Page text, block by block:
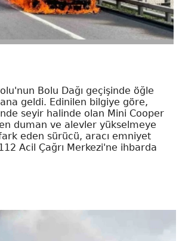
Bolu Dağı geçişinde öğle
geldi. Edinilen bilgiye göre,
seyir halinde olan Mini Cooper
duman ve alevler yükselmeye
eden sürücü, aracı emniyet
Acil Çağrı Merkezi'ne ihbarda